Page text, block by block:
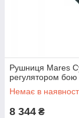
Рушниця Mares
регулятором бою
Немає в
8 344 ₴